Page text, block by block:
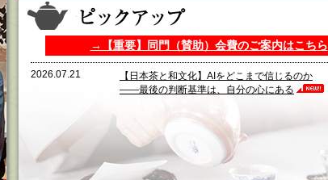
→【重要】同門（賛助）会費のご案内はこちら
2026.07.21
【日本茶と和文化】AIをどこまで信じるのか
――最後の判断基準は、自分の心にある